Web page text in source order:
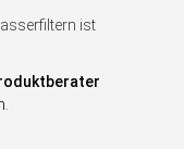
ist
.